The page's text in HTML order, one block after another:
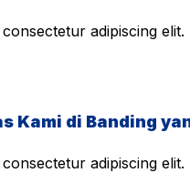
adipiscing
Kami di Banding
adipiscing